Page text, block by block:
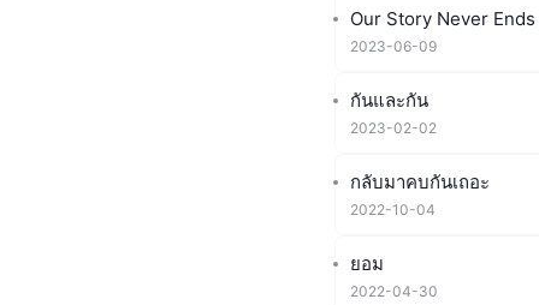
Our Story Never Ends
2023-06-09
กันและกัน
2023-02-02
กลับมาคบกันเถอะ
2022-10-04
ยอม
2022-04-30